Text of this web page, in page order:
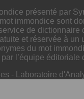
présenté par
immondice sont
de dictionnaire
et réservée à un
du mot
l’équipe éditoriale
- Laboratoire